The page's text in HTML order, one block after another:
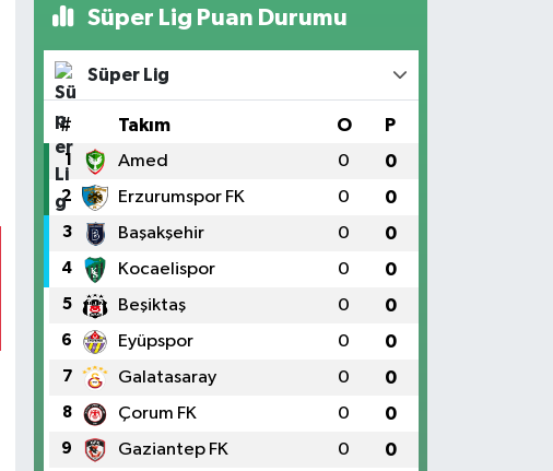
Süper Lig Puan Durumu
Süper Lig
# Takım O P
1 Amed 0 0
2 Erzurumspor FK 0 0
3 Başakşehir 0 0
4 Kocaelispor 0 0
5 Beşiktaş 0 0
6 Eyüpspor 0 0
7 Galatasaray 0 0
8 Çorum FK 0 0
9 Gaziantep FK 0 0